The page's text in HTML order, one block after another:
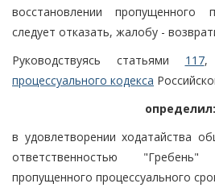
восстановлении пропущенного
следует отказать, жалобу -
Руководствуясь статьями 117,
процессуального кодекса
определил:
в удовлетворении ходатайства
ответственностью
пропущенного процессуального